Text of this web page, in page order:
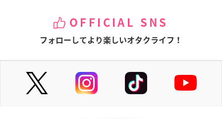
OFFICIAL SNS
フォローしてより楽しいオタクライフ！